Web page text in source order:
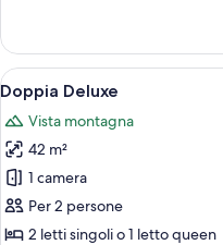
Deluxe,
camere
comunicanti
Apri
tutte
le
foto
per
Doppia
Deluxe
7
Doppia Deluxe
Vista montagna
42 m²
1 camera
Per 2 persone
2 letti singoli o 1 letto queen